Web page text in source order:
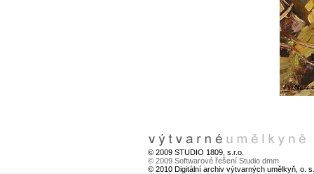
© 2009 STUDIO 1809, s.r.o.
© 2009 Softwarové řešení Studio dmm
© 2010 Digitální archiv výtvarných umělkyň, o. s.